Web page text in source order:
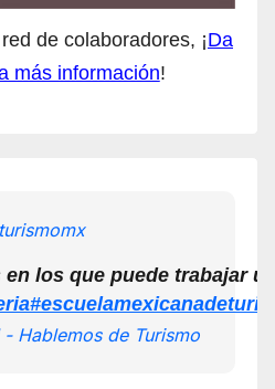
de colaboradores, ¡Da
más información!
en los que puede trabajar
Hablemos de Turismo